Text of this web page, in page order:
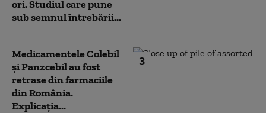
ori. Studiul care pune
sub semnul întrebării...
3
Medicamentele Colebil
și Panzcebil au fost
retrase din farmaciile
din România.
Explicația...